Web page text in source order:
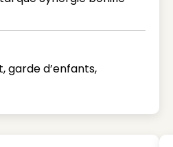
garde d’enfants,